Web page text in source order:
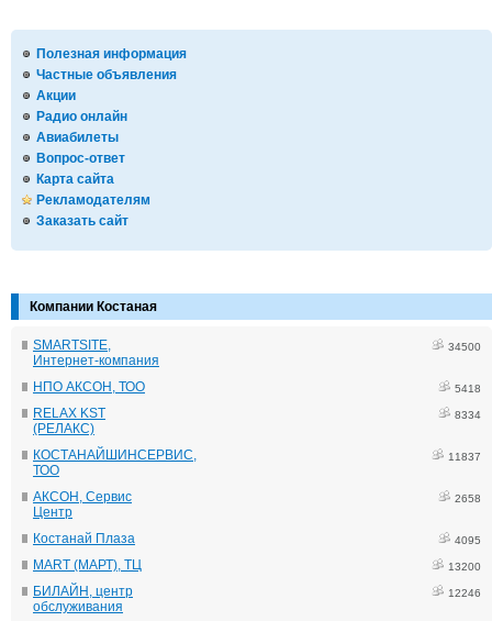
Полезная информация
Частные объявления
Акции
Радио онлайн
Авиабилеты
Вопрос-ответ
Карта сайта
Рекламодателям
Заказать сайт
Компании Костаная
SMARTSITE,
Интернет-компания
34500
НПО АКСОН, ТОО 5418
RELAX KST
(РЕЛАКС)
8334
КОСТАНАЙШИНСЕРВИС,
ТОО
11837
АКСОН, Сервис
Центр
2658
Костанай Плаза 4095
MART (МАРТ), ТЦ 13200
БИЛАЙН, центр
обслуживания
12246